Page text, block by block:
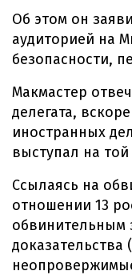
Об этом он
аудиторией на
безопасности,
Макмастер
делегата,
иностранных
выступал на
Ссылаясь на
отношении 13